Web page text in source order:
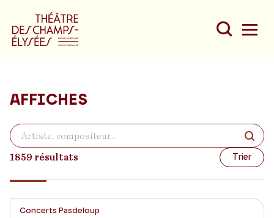
Du
Au
AFFICHES
1859 résultats Trier
Concerts Pasdeloup